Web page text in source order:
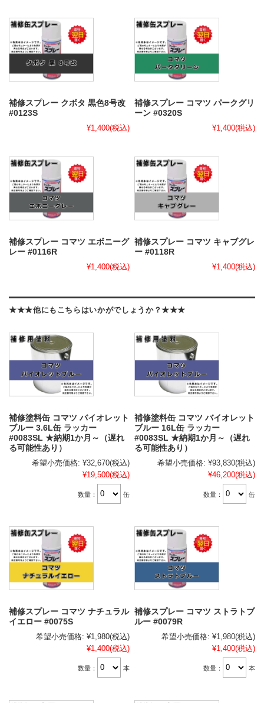
補修スプレー クボタ 黒色8号改
#0123S
¥1,400(税込)
補修スプレー コマツ パークグリ
ーン #0320S
¥1,400(税込)
補修スプレー コマツ エボニーグ
レー #0116R
¥1,400(税込)
補修スプレー コマツ キャブグレ
ー #0118R
¥1,400(税込)
★★★他にもこちらはいかがでしょうか？★★★
補修塗料缶 コマツ バイオレット
ブルー 3.6L缶 ラッカー
#0083SL ★納期1か月～（遅れ
る可能性あり）
希望小売価格: ¥32,670(税込)
¥19,500(税込)
数量： 缶
補修塗料缶 コマツ バイオレット
ブルー 16L缶 ラッカー
#0083SL ★納期1か月～（遅れ
る可能性あり）
希望小売価格: ¥93,830(税込)
¥46,200(税込)
数量： 缶
補修スプレー コマツ ナチュラル
イエロー #0075S
希望小売価格: ¥1,980(税込)
¥1,400(税込)
数量： 本
補修スプレー コマツ ストラトブ
ルー #0079R
希望小売価格: ¥1,980(税込)
¥1,400(税込)
数量： 本